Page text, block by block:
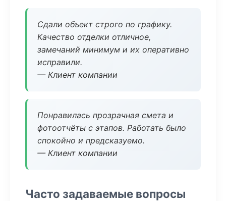
Сдали объект строго по графику.
Качество отделки отличное,
замечаний минимум и их оперативно
исправили.
— Клиент компании
Понравилась прозрачная смета и
фотоотчёты с этапов. Работать было
спокойно и предсказуемо.
— Клиент компании
Часто задаваемые вопросы